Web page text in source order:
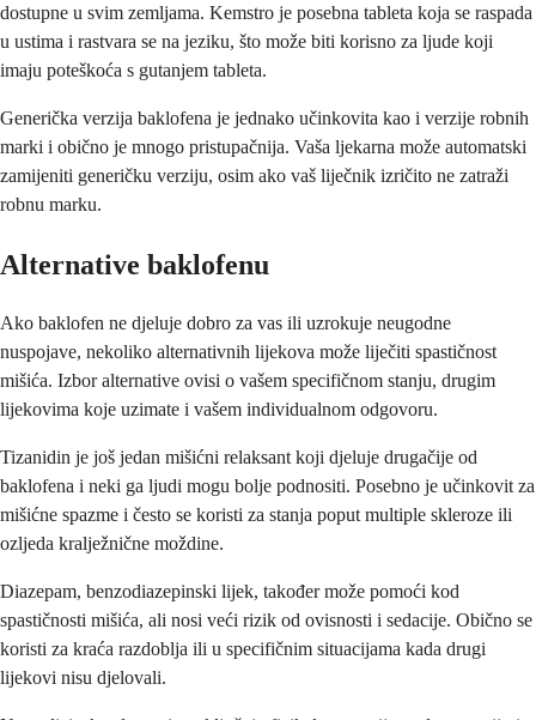
dostupne u svim zemljama. Kemstro je posebna tableta koja se raspada
u ustima i rastvara se na jeziku, što može biti korisno za ljude koji
imaju poteškoća s gutanjem tableta.
Generička verzija baklofena je jednako učinkovita kao i verzije robnih
marki i obično je mnogo pristupačnija. Vaša ljekarna može automatski
zamijeniti generičku verziju, osim ako vaš liječnik izričito ne zatraži
robnu marku.
Alternative baklofenu
Ako baklofen ne djeluje dobro za vas ili uzrokuje neugodne
nuspojave, nekoliko alternativnih lijekova može liječiti spastičnost
mišića. Izbor alternative ovisi o vašem specifičnom stanju, drugim
lijekovima koje uzimate i vašem individualnom odgovoru.
Tizanidin je još jedan mišićni relaksant koji djeluje drugačije od
baklofena i neki ga ljudi mogu bolje podnositi. Posebno je učinkovit za
mišićne spazme i često se koristi za stanja poput multiple skleroze ili
ozljeda kralježnične moždine.
Diazepam, benzodiazepinski lijek, također može pomoći kod
spastičnosti mišića, ali nosi veći rizik od ovisnosti i sedacije. Obično se
koristi za kraća razdoblja ili u specifičnim situacijama kada drugi
lijekovi nisu djelovali.